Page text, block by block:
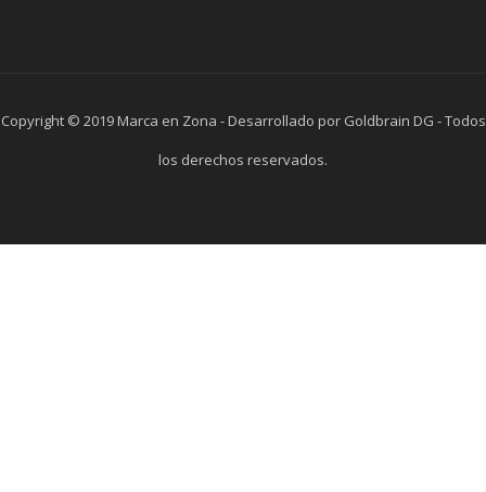
Copyright © 2019 Marca en Zona - Desarrollado por Goldbrain DG - Todos
los derechos reservados.